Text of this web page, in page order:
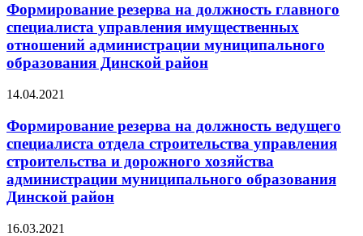
Формирование резерва на должность главного
специалиста управления имущественных
отношений администрации муниципального
образования Динской район
14.04.2021
Формирование резерва на должность ведущего
специалиста отдела строительства управления
строительства и дорожного хозяйства
администрации муниципального образования
Динской район
16.03.2021